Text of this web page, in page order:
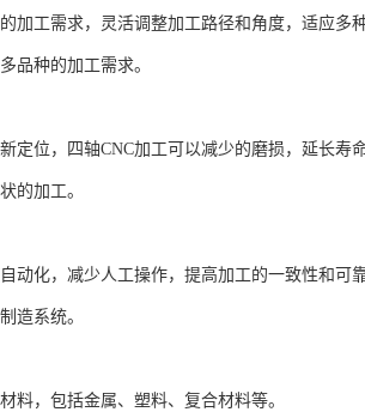
加工需求，灵活调整加工路径和角度，适应多
品种的加工需求。
位，四轴CNC加工可以减少的磨损，延长寿
的加工。
动化，减少人工操作，提高加工的一致性和可
造系统。
，包括金属、塑料、复合材料等。